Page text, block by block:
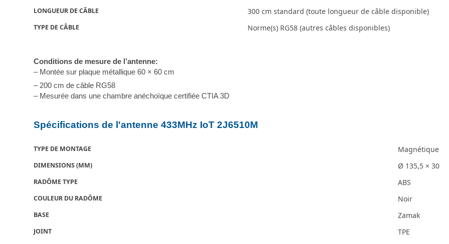
LONGUEUR DE CÂBLE 300 cm standard (toute longueur de câble disponible)
TYPE DE CÂBLE Norme(s) RG58 (autres câbles disponibles)
Conditions de mesure de l’antenne:
– Montée sur plaque métallique 60 × 60 cm
– 200 cm de câble RG58
– Mesurée dans une chambre anéchoïque certifiée CTIA 3D
Spécifications de l'antenne 433MHz IoT 2J6510M
TYPE DE MONTAGE Magnétique
DIMENSIONS (MM) Ø 135,5 × 30
RADÔME TYPE ABS
COULEUR DU RADÔME Noir
BASE Zamak
JOINT TPE